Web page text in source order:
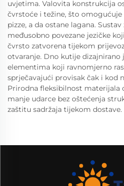
uvjetima. Valovita konstrukcija
čvrstoće i težine, što
pizze, a da ostane lagana.
međusobno povezane jezičke
čvrsto zatvorena tijekom
otvaranje. Dno kutije
elementima koji ravnomjerno
sprječavajući provisak čak i kod
Prirodna fleksibilnost materijala
manje udarce bez oštećenja
zaštitu sadržaja tijekom dostave.